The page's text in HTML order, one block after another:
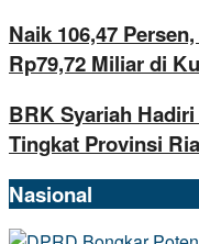
Naik 106,47
Rp79,72 Miliar di
BRK Syariah
Tingkat Provinsi
Nasional